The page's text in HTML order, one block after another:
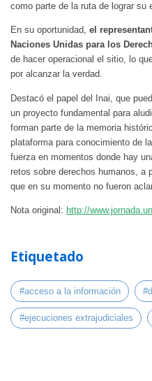
como parte de la ruta de lograr su
En su oportunidad, el
Naciones Unidas para los
de hacer operacional el sitio, lo
por alcanzar la verdad.
Destacó el papel del Inai, que
un proyecto fundamental para
forman parte de la memoria
plataforma para conocimiento de
fuerza en momentos donde hay
retos sobre derechos humanos, a
que en su momento no fueron
Nota original: http://
Etiquetado
#acceso a la información
#ejecuciones extrajudiciales